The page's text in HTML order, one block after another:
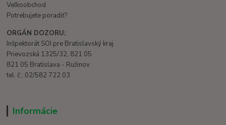
Veľkoobchod
Potrebujete poradiť?
ORGÁN DOZORU:
Inšpektorát SOI pre Bratislavský kraj
Prievozská 1325/32, 821 05
821 05 Bratislava - Ružinov
tel. č.: 02/582 722 03
Informácie